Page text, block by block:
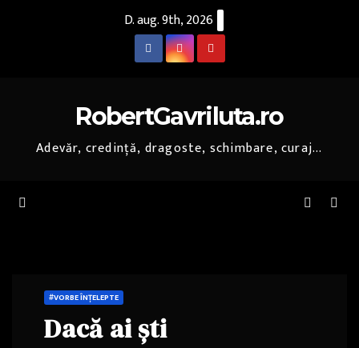
D. aug. 9th, 2026
RobertGavriluta.ro
Adevăr, credință, dragoste, schimbare, curaj...
#VORBE ÎNȚELEPTE
Dacă ai ști